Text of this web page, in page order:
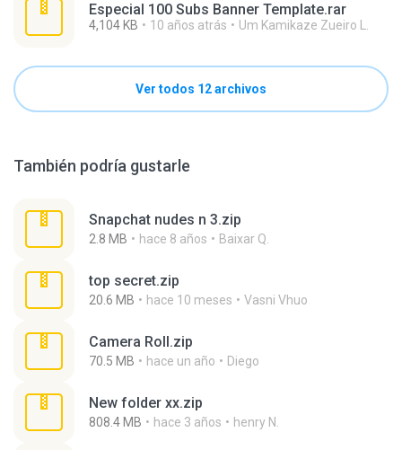
Especial 100 Subs Banner Template.rar
4,104 KB 10 años atrás Um Kamikaze Zueiro L.
Ver todos 12 archivos
También podría gustarle
Snapchat nudes n 3.zip
2.8 MB hace 8 años Baixar Q.
top secret.zip
20.6 MB hace 10 meses Vasni Vhuo
Camera Roll.zip
70.5 MB hace un año Diego
New folder xx.zip
808.4 MB hace 3 años henry N.